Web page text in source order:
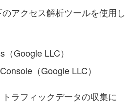
アクセス解析ツールを使用し
Google LLC）
（Google LLC）
ラフィックデータの収集に